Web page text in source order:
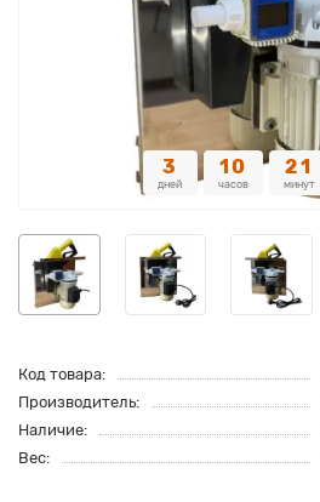
3
дней
10
часов
21
минут
Код товара:
Производитель:
Наличие:
Вес: